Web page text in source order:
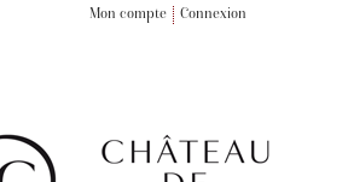
Mon compte Connexion